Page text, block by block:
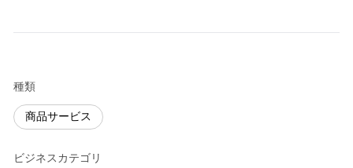
種類
商品サービス
ビジネスカテゴリ